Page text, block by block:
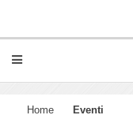
Home Eventi